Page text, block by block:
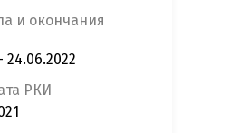
и окончания
24.06.2022
РКИ